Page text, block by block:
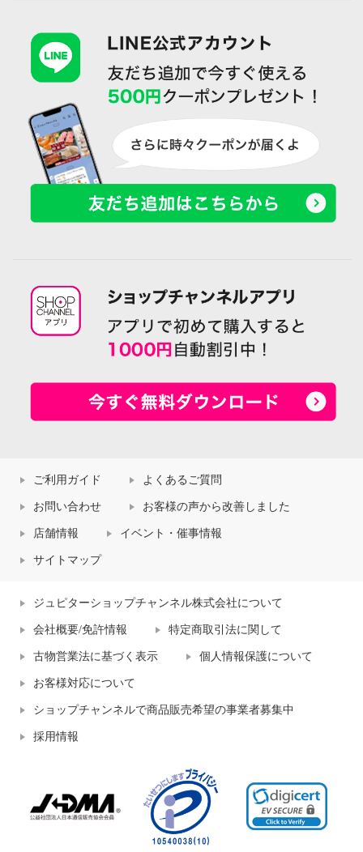
ご利用ガイド よくあるご質問
お問い合わせ お客様の声から改善しました
店舗情報 イベント・催事情報
サイトマップ
ジュピターショップチャンネル株式会社について
会社概要/免許情報 特定商取引法に関して
古物営業法に基づく表示 個人情報保護について
お客様対応について
ショップチャンネルで商品販売希望の事業者募集中
採用情報